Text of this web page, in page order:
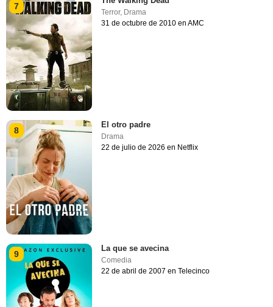
7
Terror, Drama
31 de octubre de 2010 en AMC
8
El otro padre
Drama
22 de julio de 2026 en Netflix
9
La que se avecina
Comedia
22 de abril de 2007 en Telecinco